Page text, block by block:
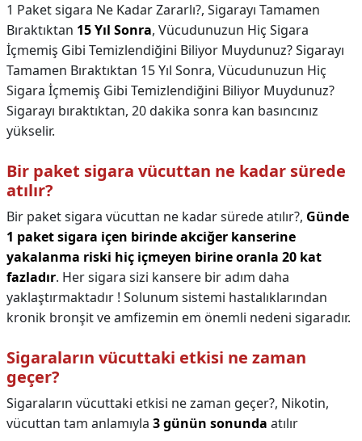
1 Paket sigara Ne Kadar Zararlı?, Sigarayı Tamamen
Bıraktıktan 15 Yıl Sonra, Vücudunuzun Hiç Sigara
İçmemiş Gibi Temizlendiğini Biliyor Muydunuz? Sigarayı
Tamamen Bıraktıktan 15 Yıl Sonra, Vücudunuzun Hiç
Sigara İçmemiş Gibi Temizlendiğini Biliyor Muydunuz?
Sigarayı bıraktıktan, 20 dakika sonra kan basıncınız
yükselir.
Bir paket sigara vücuttan ne kadar sürede
atılır?
Bir paket sigara vücuttan ne kadar sürede atılır?, Günde
1 paket sigara içen birinde akciğer kanserine
yakalanma riski hiç içmeyen birine oranla 20 kat
fazladır. Her sigara sizi kansere bir adım daha
yaklaştırmaktadır ! Solunum sistemi hastalıklarından
kronik bronşit ve amfizemin em önemli nedeni sigaradır.
Sigaraların vücuttaki etkisi ne zaman
geçer?
Sigaraların vücuttaki etkisi ne zaman geçer?, Nikotin,
vücuttan tam anlamıyla 3 günün sonunda atılır